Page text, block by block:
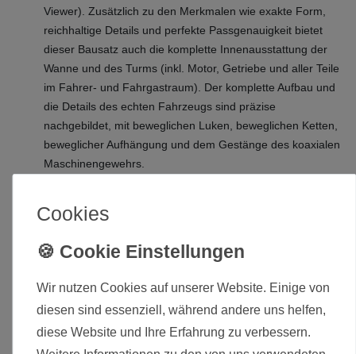
Viewer). Zusätzlich zu den Merkmalen wie exakte Form,
reichhaltige Details und perfekte Passgenauigkeit bietet
dieser Bausatz auch die komplette Innenausstattung der
Wanne und des Turms (inkl. Motor, Getriebe und aller Teile
im Fahrer- und Fahrgastraum). Der komplette Aufbau und
die Details des echten Fahrzeugs sind präzise
nachgebildet, mit beweglichen Luken, beweglichen Ketten,
beweglicher Aufhängung und dem Gestänge des koaxialen
Maschinengewehrs.
III 1/35
Cookies
Wir nutzen Cookies auf unserer Website. Einige von
diesen sind essenziell, während andere uns helfen,
diese Website und Ihre Erfahrung zu verbessern.